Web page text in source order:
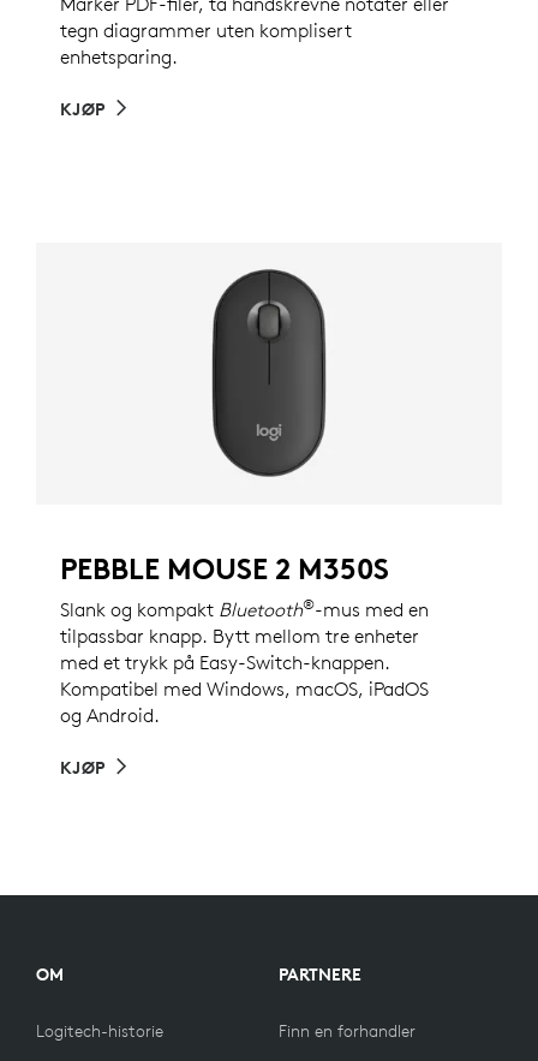
tegn diagrammer uten komplisert
enhetsparing.
KJØP
PEBBLE MOUSE 2 M350S
Slank og kompakt Bluetooth®-mus med en
tilpassbar knapp. Bytt mellom tre enheter
med et trykk på Easy-Switch-knappen.
Kompatibel med Windows, macOS, iPadOS
og Android.
KJØP
OM
Logitech-historie
PARTNERE
Finn en forhandler